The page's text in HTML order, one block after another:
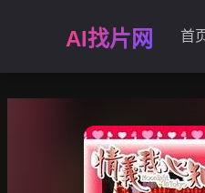
AI找片网 首